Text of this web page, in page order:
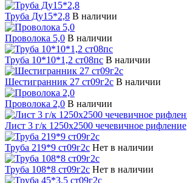
Труба Ду15*2,8 В наличии
Проволока 5,0 В наличии
Труба 10*10*1,2 ст08пс В наличии
Шестигранник 27 ст09г2с В наличии
Проволока 2,0 В наличии
Лист 3 г/к 1250х2500 чечевичное рифление
Труба 219*9 ст09г2с Нет в наличии
Труба 108*8 ст09г2с Нет в наличии